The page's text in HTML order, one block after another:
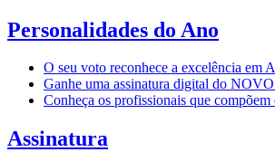
Personalidades do Ano
O seu voto reconhece a excelência em
Ganhe uma assinatura digital do
Conheça os profissionais que compõem
Assinatura